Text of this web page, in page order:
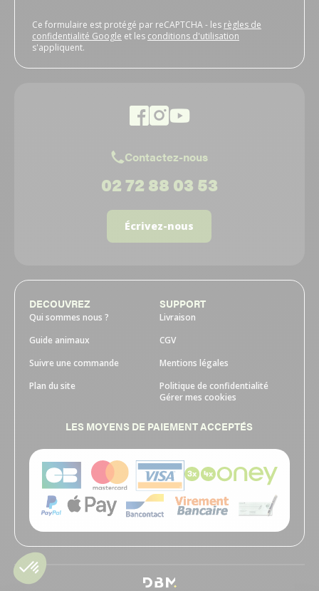
Ce formulaire est protégé par reCAPTCHA - les règles de
confidentialité Google et les conditions d'utilisation
s'appliquent.
Contactez-nous
02 72 88 03 53
Écrivez-nous
DECOUVREZ
Qui sommes nous ?
Guide animaux
Suivre une commande
Plan du site
SUPPORT
Livraison
CGV
Mentions légales
Politique de confidentialité
Gérer mes cookies
LES MOYENS DE PAIEMENT ACCEPTÉS